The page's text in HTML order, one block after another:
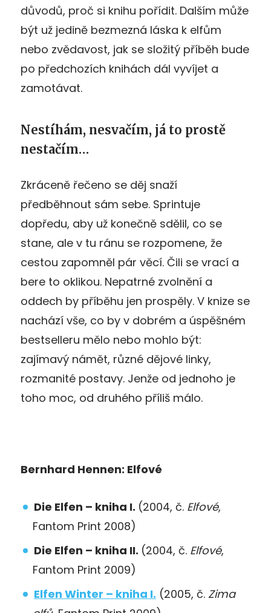
důvodů, proč si knihu pořídit. Dalším může
být už jedině bezmezná láska k elfům
nebo zvědavost, jak se složitý příběh bude
po předchozích knihách dál vyvíjet a
zamotávat.
Nestíhám, nesvačím, já to prostě
nestačím…
Zkráceně řečeno se děj snaží
předběhnout sám sebe. Sprintuje
dopředu, aby už konečně sdělil, co se
stane, ale v tu ránu se rozpomene, že
cestou zapomněl pár věcí. Čili se vrací a
bere to oklikou. Nepatrné zvolnění a
oddech by příběhu jen prospěly. V knize se
nachází vše, co by v dobrém a úspěšném
bestselleru mělo nebo mohlo být:
zajímavý námět, různé dějové linky,
rozmanité postavy. Jenže od jednoho je
toho moc, od druhého příliš málo.
Bernhard Hennen: Elfové
Die Elfen – kniha I. (2004, č. Elfové,
Fantom Print 2008)
Die Elfen – kniha II. (2004, č. Elfové,
Fantom Print 2009)
Elfen Winter – kniha I. (2005, č. Zima